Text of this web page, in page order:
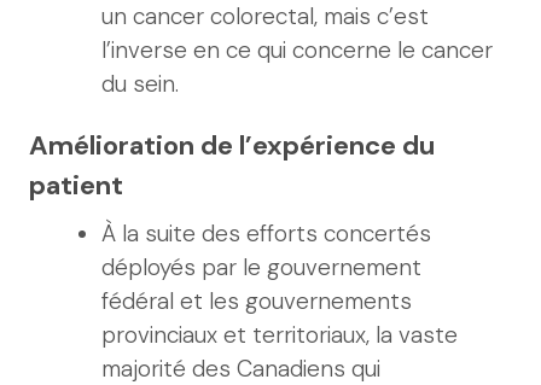
un cancer colorectal, mais c’est
l’inverse en ce qui concerne le cancer
du sein.
Amélioration de l’expérience du
patient
À la suite des efforts concertés
déployés par le gouvernement
fédéral et les gouvernements
provinciaux et territoriaux, la vaste
majorité des Canadiens qui